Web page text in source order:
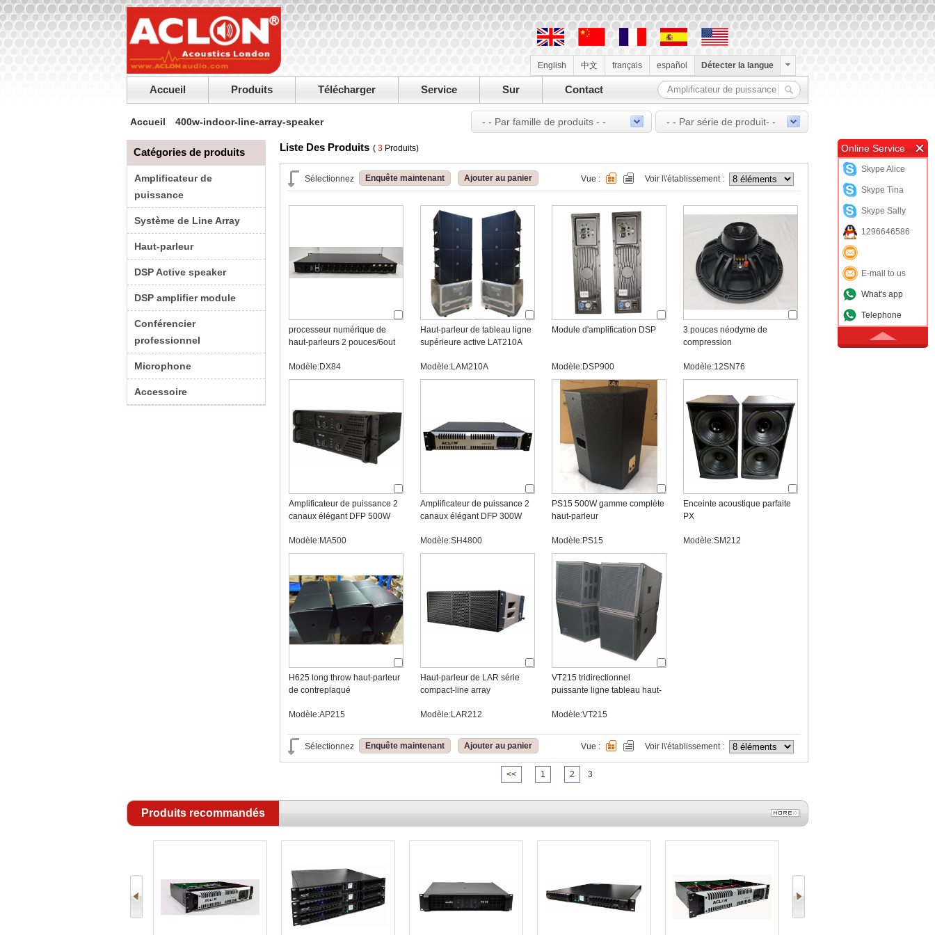
English 中文 français español Détecter la langue
Accueil Produits Télécharger Service Sur Contact
Accueil 400w-indoor-line-array-speaker - - Par série de produit- -
- - Par famille de produits - -
Catégories de produits
Amplificateur de
puissance
Système de Line Array
Haut-parleur
DSP Active speaker
DSP amplifier module
Conférencier
professionnel
Microphone
Accessoire
Liste Des Produits ( 3 Produits)
Sélectionnez Enquête maintenant Ajouter au panier Vue : Voir l\'établissement :
processeur numérique de
haut-parleurs 2 pouces/6out
Modèle:DX84
Haut-parleur de tableau ligne
supérieure active LAT210A
Modèle:LAM210A
Module d'amplification DSP
Modèle:DSP900
3 pouces néodyme de
compression
Modèle:12SN76
Amplificateur de puissance 2
canaux élégant DFP 500W
Modèle:MA500
Amplificateur de puissance 2
canaux élégant DFP 300W
Modèle:SH4800
PS15 500W gamme complète
haut-parleur
Modèle:PS15
Enceinte acoustique parfaite
PX
Modèle:SM212
H625 long throw haut-parleur
de contreplaqué
Modèle:AP215
Haut-parleur de LAR série
compact-line array
Modèle:LAR212
VT215 tridirectionnel
puissante ligne tableau haut-
Modèle:VT215
Sélectionnez Enquête maintenant Ajouter au panier Vue : Voir l\'établissement :
<< 1 2 3
Produits recommandés
Online Service
Skype Alice
Skype Tina
Skype Sally
1296646586
E-mail to us
What's app
Telephone